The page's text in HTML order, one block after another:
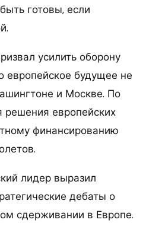
готовы, если
усилить оборону
европейское будущее не
и Москве. По
решения европейских
финансированию
лидер выразил
дебаты о
сдерживании в Европе.